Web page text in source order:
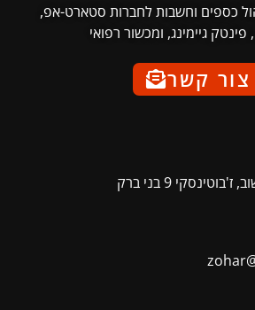
כספים וחשבות לחברות סטארט-אפ,
פינטק גיימינג, ומכשור רפואי
צור קשר
9 בני ברק